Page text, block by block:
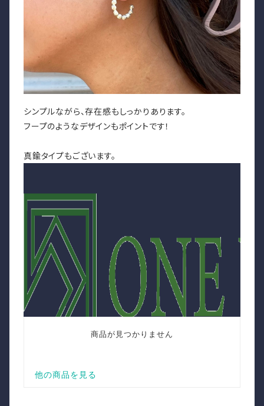
シンプルながら、存在感もしっかりあります。
フープのようなデザインもポイントです！
真鍮タイプもございます。